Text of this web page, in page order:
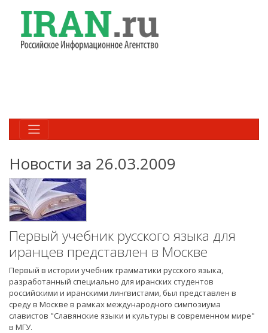
Новости за 26.03.2009
Первый учебник русского языка для
иранцев представлен в Москве
Первый в истории учебник грамматики русского языка,
разработанный специально для иранских студентов
российскими и иранскими лингвистами, был представлен в
среду в Москве в рамках международного симпозиума
славистов "Славянские языки и культуры в современном мире"
в МГУ.